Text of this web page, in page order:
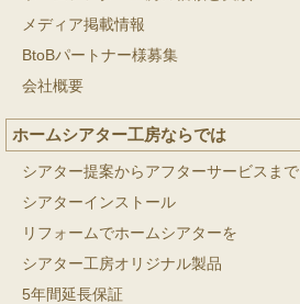
メディア掲載情報
BtoBパートナー様募集
会社概要
ホームシアター工房ならでは
シアター提案からアフターサービスまで
シアターインストール
リフォームでホームシアターを
シアター工房オリジナル製品
5年間延長保証